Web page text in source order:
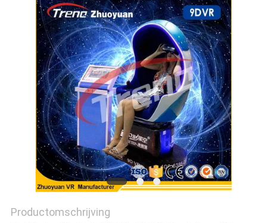
SITEMAP
PRIVACY
POLICY
Productomschrijving